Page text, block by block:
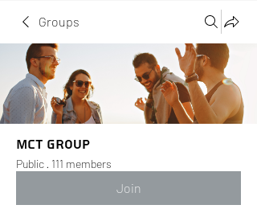
Groups
MCT Group
Public · 111 members
Join